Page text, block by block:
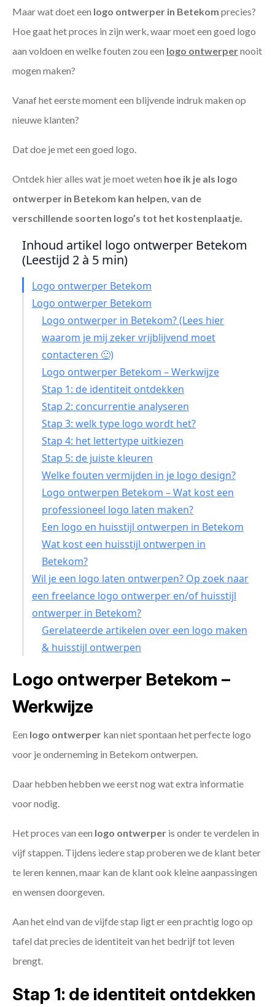
Maar wat doet een logo ontwerper in Betekom precies?
Hoe gaat het proces in zijn werk, waar moet een goed logo
aan voldoen en welke fouten zou een logo ontwerpernooit
mogen maken?
Vanaf het eerste moment een blijvende indruk maken op
nieuwe klanten?
Dat doe je met een goed logo.
Ontdek hier alles wat je moet weten hoe ik je als logo
ontwerper in Betekom kan helpen, van de
verschillende soorten logo’s tot het kostenplaatje.
Inhoud artikel logo ontwerper Betekom
(Leestijd 2 à 5 min)
Logo ontwerper Betekom
Logo ontwerper Betekom
Logo ontwerper in Betekom? (Lees hier
waarom je mij zeker vrijblijvend moet
contacteren 🙂)
Logo ontwerper Betekom – Werkwijze
Stap 1: de identiteit ontdekken
Stap 2: concurrentie analyseren
Stap 3: welk type logo wordt het?
Stap 4: het lettertype uitkiezen
Stap 5: de juiste kleuren
Welke fouten vermijden in je logo design?
Logo ontwerpen Betekom – Wat kost een
professioneel logo laten maken?
Een logo en huisstijl ontwerpen in Betekom
Wat kost een huisstijl ontwerpen in
Betekom?
Wil je een logo laten ontwerpen? Op zoek naar
een freelance logo ontwerper en/of huisstijl
ontwerper in Betekom?
Gerelateerde artikelen over een logo maken
& huisstijl ontwerpen
Logo ontwerper Betekom –
Werkwijze
Een logo ontwerper kan niet spontaan het perfecte logo
voor je onderneming in Betekom ontwerpen.
Daar hebben hebben we eerst nog wat extra informatie
voor nodig.
Het proces van een logo ontwerper is onder te verdelen in
vijf stappen. Tijdens iedere stap proberen we de klant beter
te leren kennen, maar kan de klant ook kleine aanpassingen
en wensen doorgeven.
Aan het eind van de vijfde stap ligt er een prachtig logo op
tafel dat precies de identiteit van het bedrijf tot leven
brengt.
Stap 1: de identiteit ontdekken